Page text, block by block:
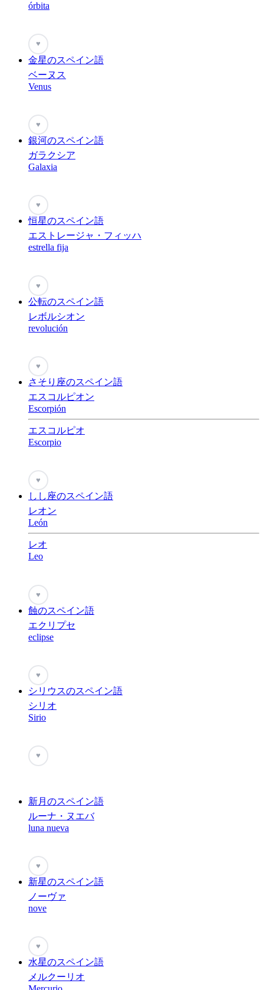
órbita
♥
金星のスペイン語
ベーヌス
Venus
♥
銀河のスペイン語
ガラクシア
Galaxia
♥
恒星のスペイン語
エストレージャ・フィッハ
estrella fija
♥
公転のスペイン語
レボルシオン
revolución
♥
さそり座のスペイン語
エスコルピオン
Escorpión
エスコルピオ
Escorpio
♥
しし座のスペイン語
レオン
León
レオ
Leo
♥
蝕のスペイン語
エクリプセ
eclipse
♥
シリウスのスペイン語
シリオ
Sirio
♥
新月のスペイン語
ルーナ・ヌエバ
luna nueva
♥
新星のスペイン語
ノーヴァ
nove
♥
水星のスペイン語
メルクーリオ